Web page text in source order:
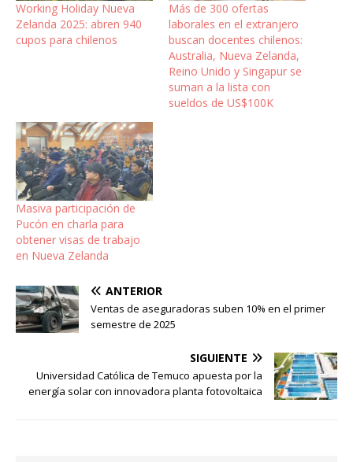
Working Holiday Nueva
Zelanda 2025: abren 940
cupos para chilenos
Más de 300 ofertas
laborales en el extranjero
buscan docentes chilenos:
Australia, Nueva Zelanda,
Reino Unido y Singapur se
suman a la lista con
sueldos de US$100K
Masiva participación de
Pucón en charla para
obtener visas de trabajo
en Nueva Zelanda
ANTERIOR
Ventas de aseguradoras suben 10% en el primer
semestre de 2025
SIGUIENTE
Universidad Católica de Temuco apuesta por la
energía solar con innovadora planta fotovoltaica